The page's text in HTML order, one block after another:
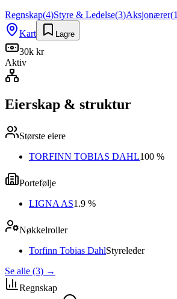
Regnskap(4)Styre & Ledelse(3)Aksjonærer(1
Kart
Lagre
30k kr
Aktiv
Eierskap & struktur
Største eiere
TORFINN TOBIAS DAHL100 %
Portefølje
LIGNA AS1.9 %
Nøkkelroller
Torfinn Tobias DahlStyreleder
Se alle (3) →
Regnskap